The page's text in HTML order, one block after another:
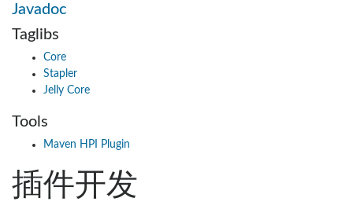
Javadoc
Taglibs
Core
Stapler
Jelly Core
Tools
Maven HPI Plugin
插件开发